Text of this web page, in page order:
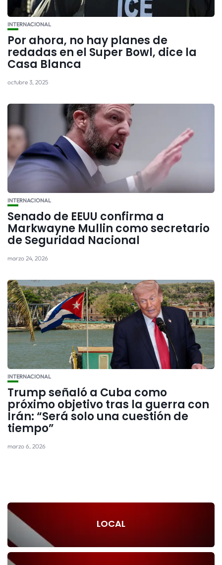
INTERNACIONAL
Por ahora, no hay planes de
redadas en el Super Bowl, dice la
Casa Blanca
octubre 3, 2025
INTERNACIONAL
Senado de EEUU confirma a
Markwayne Mullin como secretario
de Seguridad Nacional
marzo 24, 2026
INTERNACIONAL
Trump señaló a Cuba como
próximo objetivo tras la guerra con
Irán: “Será solo una cuestión de
tiempo”
marzo 6, 2026
LOCAL